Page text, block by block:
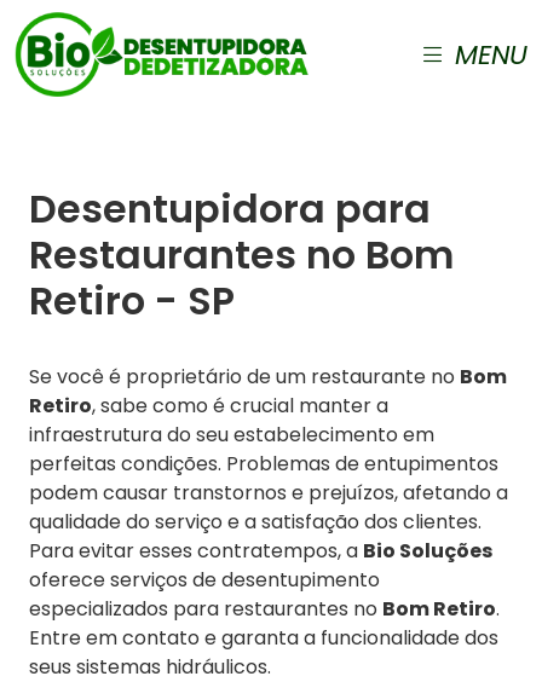
MENU
Desentupidora para
Restaurantes no Bom
Retiro - SP
Se você é proprietário de um restaurante no Bom
Retiro, sabe como é crucial manter a
infraestrutura do seu estabelecimento em
perfeitas condições. Problemas de entupimentos
podem causar transtornos e prejuízos, afetando a
qualidade do serviço e a satisfação dos clientes.
Para evitar esses contratempos, a Bio Soluções
oferece serviços de desentupimento
especializados para restaurantes no Bom Retiro.
Entre em contato e garanta a funcionalidade dos
seus sistemas hidráulicos.